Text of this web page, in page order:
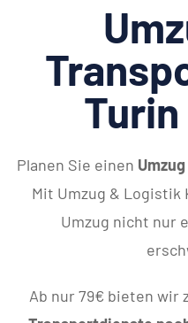
Planen Sie einen
Mit Umzug & Logistik
Umzug nicht nur
Ab nur 79€ bieten wir